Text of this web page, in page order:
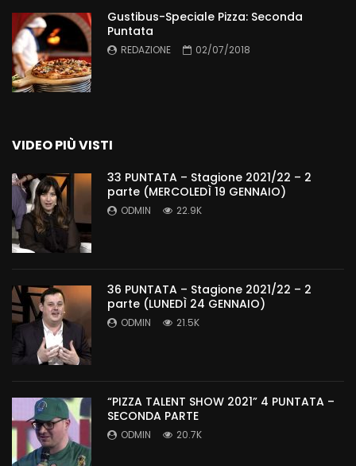
Gustibus-Speciale Pizza: Seconda
Puntata
REDAZIONE 02/07/2018
VIDEO PIÙ VISTI
33 PUNTATA – Stagione 2021/22 – 2
parte (MERCOLEDÌ 19 GENNAIO)
ODMIN 22.9K
36 PUNTATA – Stagione 2021/22 – 2
parte (LUNEDÌ 24 GENNAIO)
ODMIN 21.5K
“PIZZA TALENT SHOW 2021” 4 PUNTATA –
SECONDA PARTE
ODMIN 20.7K